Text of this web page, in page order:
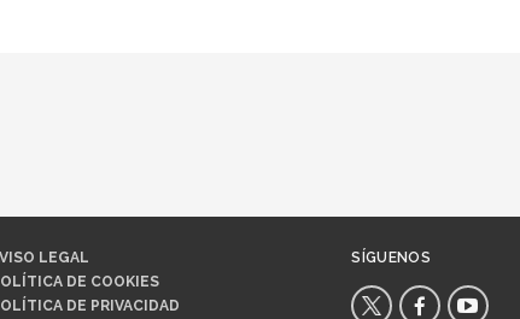
LEGAL
DE COOKIES
DE PRIVACIDAD
SÍGUENOS